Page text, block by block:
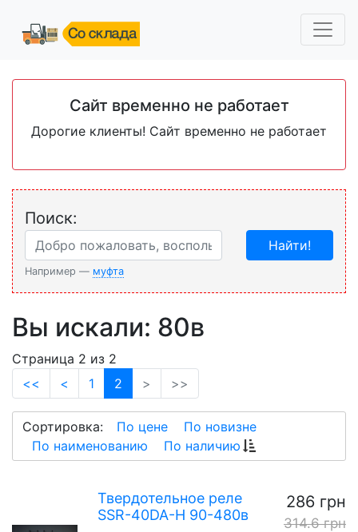
Сайт временно не работает
Дорогие клиенты! Сайт временно не работает
Поиск:
Например — муфта
Найти!
Вы искали: 80в
Страница 2 из 2
<<
< 1 2 (current)
> >>
Сортировка: По цене
По новизне
По наименованию
По наличию
Твердотельное реле
SSR-40DA-H 90-480в
286 грн
314.6 грн